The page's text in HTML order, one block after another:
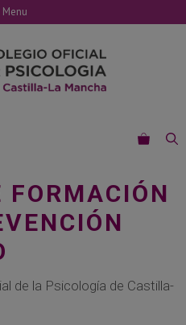
Menu
de la Psicología de Castilla-